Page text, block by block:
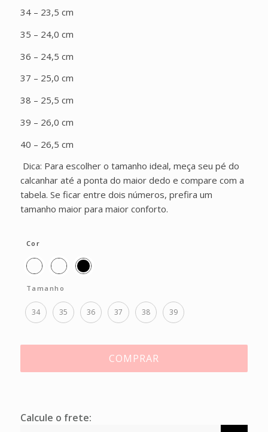
34 – 23,5 cm
35 – 24,0 cm
36 – 24,5 cm
37 – 25,0 cm
38 – 25,5 cm
39 – 26,0 cm
40 – 26,5 cm
Dica: Para escolher o tamanho ideal, meça seu pé do
calcanhar até a ponta do maior dedo e compare com a
tabela. Se ficar entre dois números, prefira um
tamanho maior para maior conforto.
Cor
Tamanho
34 35 36 37 38 39
COMPRAR
Calcule o frete: